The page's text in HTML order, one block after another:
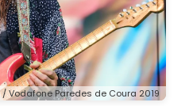
Vodafone Paredes de Coura 2019